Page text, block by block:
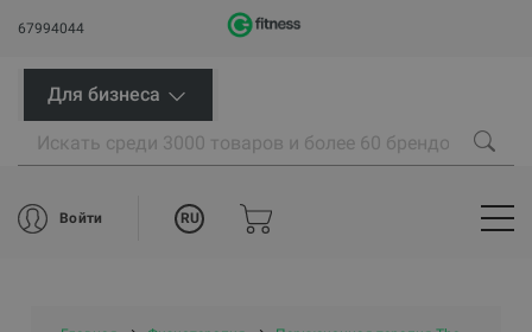
67994044
Для бизнеса
Войти RU